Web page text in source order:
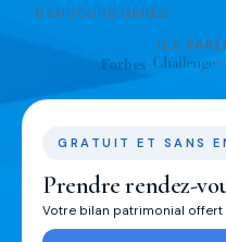
D'ENCOURS GÉRÉS
ILS
GRATUIT ET SANS
Prendre rendez-
Votre bilan patrimonial